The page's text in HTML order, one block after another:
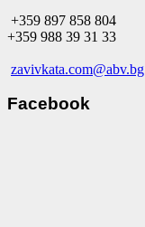
+359 897 858 804
+359 988 39 31 33
zavivkata.com@abv.bg
Facebook